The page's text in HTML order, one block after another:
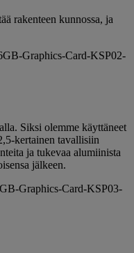
rakenteen kunnossa, ja
Siksi olemme käyttäneet
kertainen tavallisiin
ja tukevaa alumiinista
jälkeen.